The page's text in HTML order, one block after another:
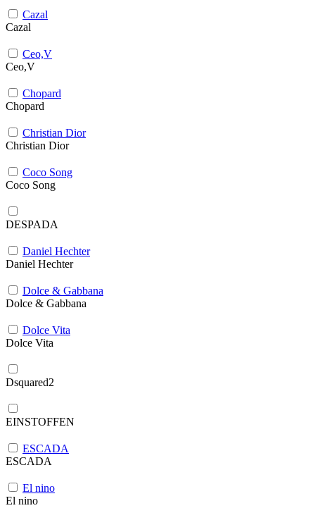
Cazal
Cazal
Ceo,V
Ceo,V
Chopard
Chopard
Christian Dior
Christian Dior
Coco Song
Coco Song
DESPADA
Daniel Hechter
Daniel Hechter
Dolce & Gabbana
Dolce & Gabbana
Dolce Vita
Dolce Vita
Dsquared2
EINSTOFFEN
ESCADA
ESCADA
El nino
El nino